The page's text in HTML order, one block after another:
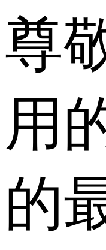
尊
用
的